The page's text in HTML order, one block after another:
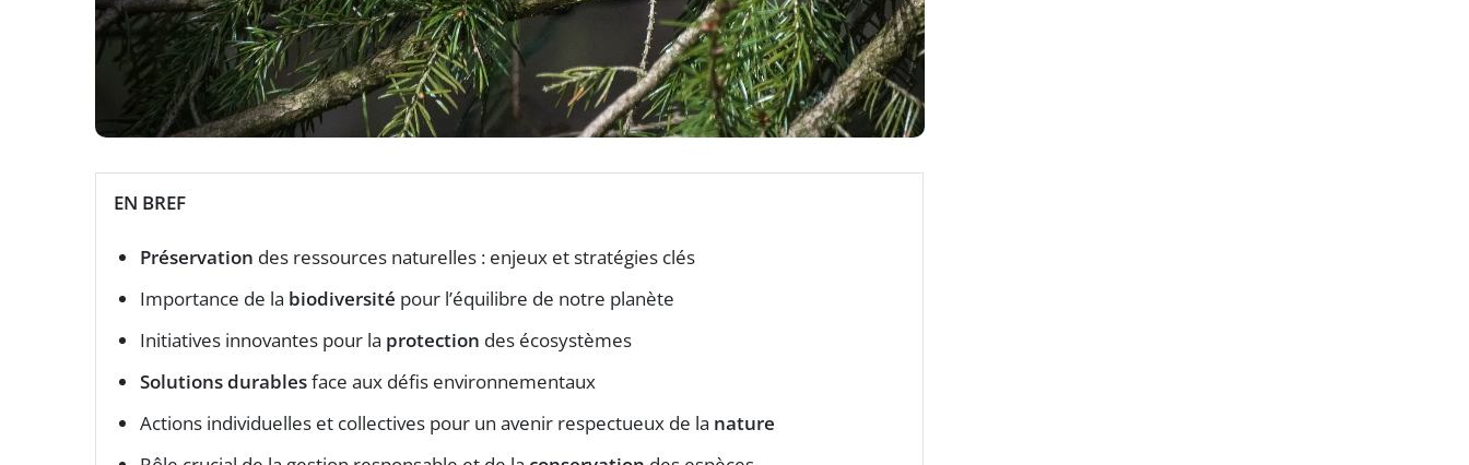
EN BREF
Préservation des ressources naturelles : enjeux et stratégies clés
Importance de la biodiversité pour l’équilibre de notre planète
Initiatives innovantes pour la protection des écosystèmes
Solutions durablesface aux défis environnementaux
Actions individuelles et collectives pour un avenir respectueux de la nature